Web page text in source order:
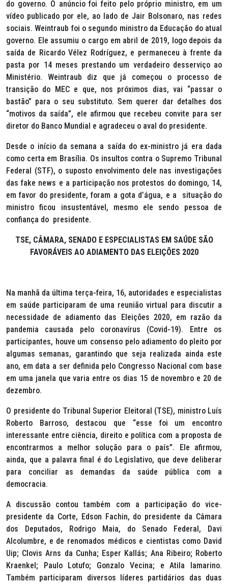
do governo. O anúncio foi feito pelo próprio ministro, em um
vídeo publicado por ele, ao lado de Jair Bolsonaro, nas redes
sociais. Weintraub foi o segundo ministro da Educação do atual
governo. Ele assumiu o cargo em abril de 2019, logo depois da
saída de Ricardo Vélez Rodríguez, e permaneceu à frente da
pasta por 14 meses prestando um verdadeiro desserviço ao
Ministério. Weintraub diz que já começou o processo de
transição do MEC e que, nos próximos dias, vai “passar o
bastão” para o seu substituto. Sem querer dar detalhes dos
“motivos da saída”, ele afirmou que recebeu convite para ser
diretor do Banco Mundial e agradeceu o aval do presidente.
Desde o início da semana a saída do ex-ministro já era dada
como certa em Brasília. Os insultos contra o Supremo Tribunal
Federal (STF), o suposto envolvimento dele nas investigações
dasfake news e a participação nos protestos do domingo, 14,
em favor do presidente, foram a gota d’água, e a situação do
ministro ficou insustentável, mesmo ele sendo pessoa de
confiança do presidente.
TSE, CÂMARA, SENADO E ESPECIALISTAS EM SAÚDE SÃO
FAVORÁVEIS AO ADIAMENTO DAS ELEIÇÕES 2020
Na manhã da última terça-feira, 16, autoridades e especialistas
em saúde participaram de uma reunião virtual para discutir a
necessidade de adiamento das Eleições 2020, em razão da
pandemia causada pelo coronavírus (Covid-19). Entre os
participantes, houve um consenso pelo adiamento do pleito por
algumas semanas, garantindo que seja realizada ainda este
ano, em data a ser definida pelo Congresso Nacional com base
em uma janela que varia entre os dias 15 de novembro e 20 de
dezembro.
O presidente do Tribunal Superior Eleitoral (TSE), ministro Luís
Roberto Barroso, destacou que “esse foi um encontro
interessante entre ciência, direito e política com a proposta de
encontrarmos a melhor solução para o país”. Ele afirmou,
ainda, que a palavra final é do Legislativo, que deve deliberar
para conciliar as demandas da saúde pública com a
democracia.
A discussão contou também com a participação do vice-
presidente da Corte, Edson Fachin, do presidente da Câmara
dos Deputados, Rodrigo Maia, do Senado Federal, Davi
Alcolumbre, e de renomados médicos e cientistas como David
Uip; Clovis Arns da Cunha; Esper Kallás; Ana Ribeiro; Roberto
Kraenkel; Paulo Lotufo; Gonzalo Vecina; e Atila Iamarino.
Também participaram diversos líderes partidários das duas